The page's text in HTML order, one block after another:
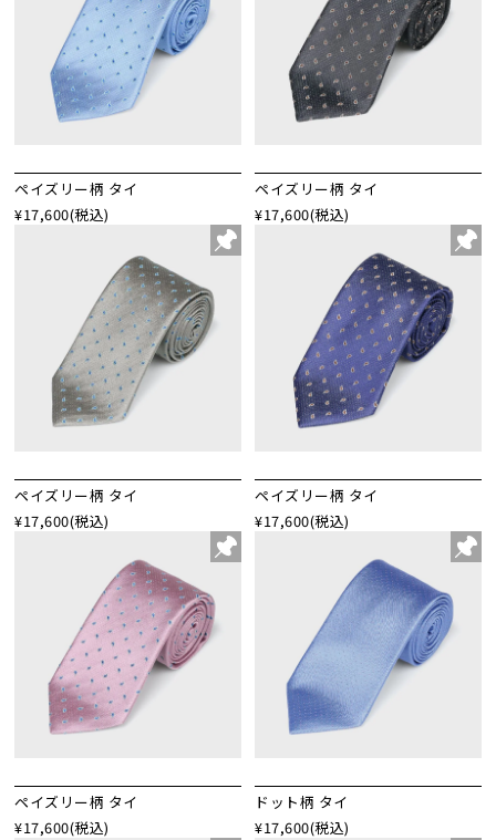
ペイズリー柄 タイ
¥17,600(税込)
ペイズリー柄 タイ
¥17,600(税込)
ペイズリー柄 タイ
¥17,600(税込)
ペイズリー柄 タイ
¥17,600(税込)
ペイズリー柄 タイ
¥17,600(税込)
ドット柄 タイ
¥17,600(税込)